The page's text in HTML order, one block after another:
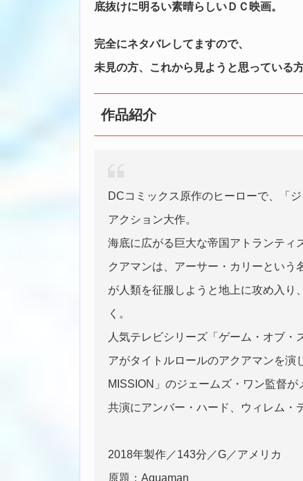
底抜けに明るい素晴らしいＤＣ映画。
完全にネタバレしてますので、
未見の方、これから見ようと思っている
作品紹介
DCコミックス原作のヒーローで、「
アクション大作。
海底に広がる巨大な帝国アトランティ
クアマンは、アーサー・カリーという
が人類を征服しようと地上に攻め入り
く。
人気テレビシリーズ「ゲーム・オブ
アがタイトルロールのアクアマンを演
MISSION」のジェームズ・ワン監督が
共演にアンバー・ハード、ウィレム・
2018年製作／143分／G／アメリカ
原題：Aquaman